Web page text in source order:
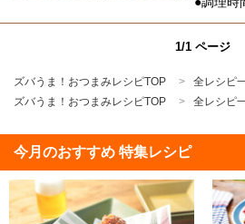
1/1 ページ
ズバうま！おつまみレシピTOP 全レシピ
ズバうま！おつまみレシピTOP
全レシピ
今月のおすすめ 特集レシピ